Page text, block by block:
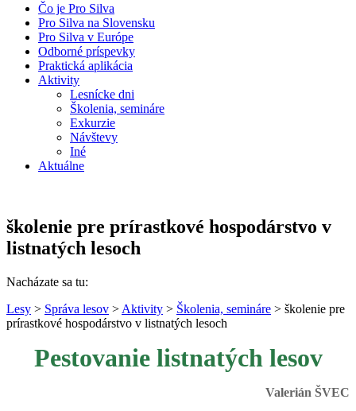
Čo je Pro Silva
Pro Silva na Slovensku
Pro Silva v Európe
Odborné príspevky
Praktická aplikácia
Aktivity
Lesnícke dni
Školenia, semináre
Exkurzie
Návštevy
Iné
Aktuálne
školenie pre prírastkové hospodárstvo v
listnatých lesoch
Nacházate sa tu:
Lesy > Správa lesov > Aktivity > Školenia, semináre > školenie pre
prírastkové hospodárstvo v listnatých lesoch
Pestovanie listnatých lesov
Valerián ŠVEC